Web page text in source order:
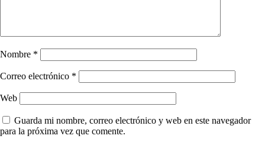
Nombre *
Correo electrónico *
Web
Guarda mi nombre, correo electrónico y web en este navegador
para la próxima vez que comente.